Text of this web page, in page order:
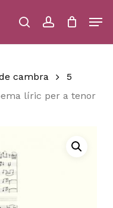
searchaccount
Close
cambra
5
líric per a tenor
Menu